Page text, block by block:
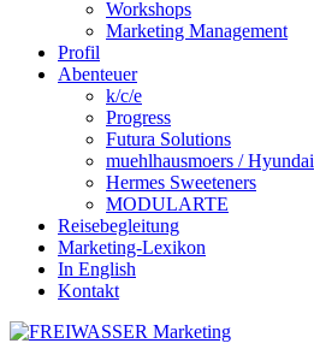
Workshops
Marketing Management
Profil
Abenteuer
k/c/e
Progress
Futura Solutions
muehlhausmoers / Hyundai
Hermes Sweeteners
MODULARTE
Reisebegleitung
Marketing-Lexikon
In English
Kontakt